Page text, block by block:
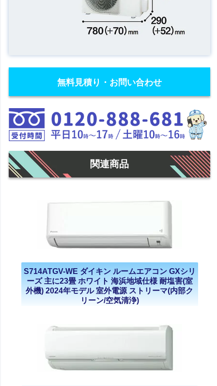
無料見積り・お問い合わせ
関連商品
S714ATGV-WE ダイキン ルームエアコン GXシリ
ーズ 主に23畳 ホワイト 海浜地域仕様 耐塩害(室
外機) 2024年モデル 室外電源 ストリーマ(内部ク
リーン/空気清浄)